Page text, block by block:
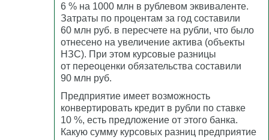
6 % на 1000 млн в рублевом эквиваленте.
Затраты по процентам за год составили
60 млн руб. в пересчете на рубли, что было
отнесено на увеличение актива (объекты
НЗС). При этом курсовые разницы
от переоценки обязательства составили
90 млн руб.
Предприятие имеет возможность
конвертировать кредит в рубли по ставке
10 %, есть предложение от этого банка.
Какую сумму курсовых разниц предприятие